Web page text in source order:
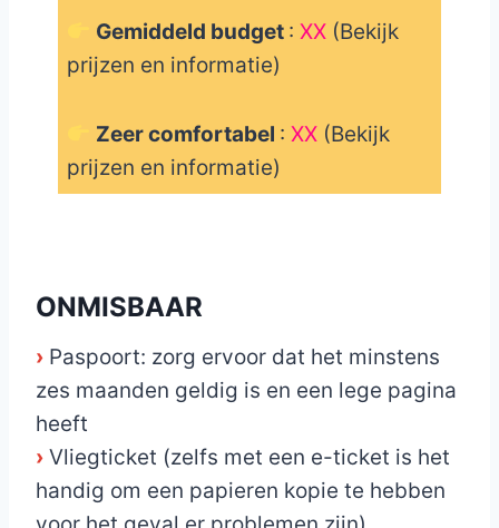
Gemiddeld budget : XX(Bekijk
prijzen en informatie)
Zeer comfortabel : XX(Bekijk
prijzen en informatie)
ONMISBAAR
› Paspoort: zorg ervoor dat het minstens
zes maanden geldig is en een lege pagina
heeft
› Vliegticket (zelfs met een e-ticket is het
handig om een papieren kopie te hebben